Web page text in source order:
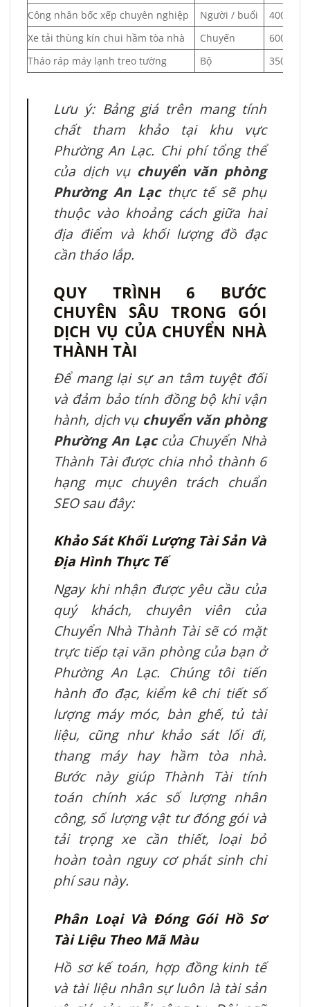
Công nhân bốc xếp chuyên nghiệp Người / buổi
400.000
Xe tải thùng kín chui hầm tòa nhà
Chuyến
600.000
Tháo ráp máy lạnh treo tường
Bộ 350.000
Lưu ý: Bảng giá trên mang tính
chất tham khảo tại khu vực
Phường An Lạc. Chi phí tổng thể
của dịch vụ chuyển văn phòng
Phường An Lạcthực tế sẽ phụ
thuộc vào khoảng cách giữa hai
địa điểm và khối lượng đồ đạc
cần tháo lắp.
QUY TRÌNH 6 BƯỚC
CHUYÊN SÂU TRONG GÓI
DỊCH VỤ CỦA CHUYỂN NHÀ
THÀNH TÀI
Để mang lại sự an tâm tuyệt đối
và đảm bảo tính đồng bộ khi vận
hành, dịch vụ chuyển văn phòng
Phường An Lạccủa Chuyển Nhà
Thành Tài được chia nhỏ thành 6
hạng mục chuyên trách chuẩn
SEO sau đây:
Khảo Sát Khối Lượng Tài Sản Và
Địa Hình Thực Tế
Ngay khi nhận được yêu cầu của
quý khách, chuyên viên của
Chuyển Nhà Thành Tài sẽ có mặt
trực tiếp tại văn phòng của bạn ở
Phường An Lạc. Chúng tôi tiến
hành đo đạc, kiểm kê chi tiết số
lượng máy móc, bàn ghế, tủ tài
liệu, cũng như khảo sát lối đi,
thang máy hay hầm tòa nhà.
Bước này giúp Thành Tài tính
toán chính xác số lượng nhân
công, số lượng vật tư đóng gói và
tải trọng xe cần thiết, loại bỏ
hoàn toàn nguy cơ phát sinh chi
phí sau này.
Phân Loại Và Đóng Gói Hồ Sơ
Tài Liệu Theo Mã Màu
Hồ sơ kế toán, hợp đồng kinh tế
và tài liệu nhân sự luôn là tài sản